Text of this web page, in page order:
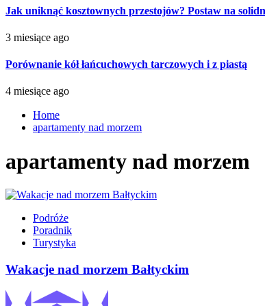
Jak uniknąć kosztownych przestojów? Postaw na
3 miesiące ago
Porównanie kół łańcuchowych tarczowych i z piastą
4 miesiące ago
Home
apartamenty nad morzem
apartamenty nad morzem
Podróże
Poradnik
Turystyka
Wakacje nad morzem Bałtyckim